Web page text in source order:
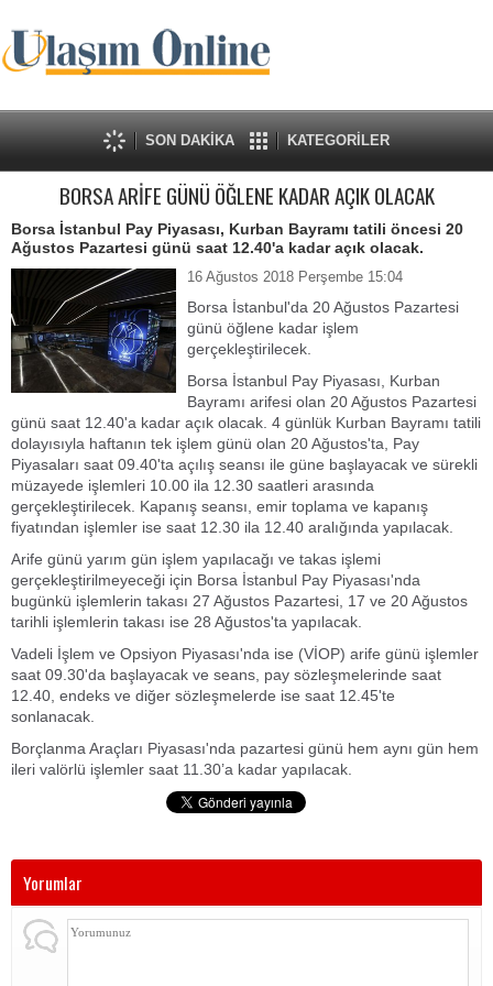
SON DAKİKA KATEGORİLER
BORSA ARİFE GÜNÜ ÖĞLENE KADAR AÇIK OLACAK
Borsa İstanbul Pay Piyasası, Kurban Bayramı tatili öncesi 20
Ağustos Pazartesi günü saat 12.40'a kadar açık olacak.
16 Ağustos 2018 Perşembe 15:04
Borsa İstanbul'da 20 Ağustos Pazartesi
günü öğlene kadar işlem
gerçekleştirilecek.
Borsa İstanbul Pay Piyasası, Kurban
Bayramı arifesi olan 20 Ağustos Pazartesi
günü saat 12.40'a kadar açık olacak. 4 günlük Kurban Bayramı tatili
dolayısıyla haftanın tek işlem günü olan 20 Ağustos'ta, Pay
Piyasaları saat 09.40'ta açılış seansı ile güne başlayacak ve sürekli
müzayede işlemleri 10.00 ila 12.30 saatleri arasında
gerçekleştirilecek. Kapanış seansı, emir toplama ve kapanış
fiyatından işlemler ise saat 12.30 ila 12.40 aralığında yapılacak.
Arife günü yarım gün işlem yapılacağı ve takas işlemi
gerçekleştirilmeyeceği için Borsa İstanbul Pay Piyasası'nda
bugünkü işlemlerin takası 27 Ağustos Pazartesi, 17 ve 20 Ağustos
tarihli işlemlerin takası ise 28 Ağustos'ta yapılacak.
Vadeli İşlem ve Opsiyon Piyasası'nda ise (VİOP) arife günü işlemler
saat 09.30'da başlayacak ve seans, pay sözleşmelerinde saat
12.40, endeks ve diğer sözleşmelerde ise saat 12.45'te
sonlanacak.
Borçlanma Araçları Piyasası'nda pazartesi günü hem aynı gün hem
ileri valörlü işlemler saat 11.30’a kadar yapılacak.
Yorumlar